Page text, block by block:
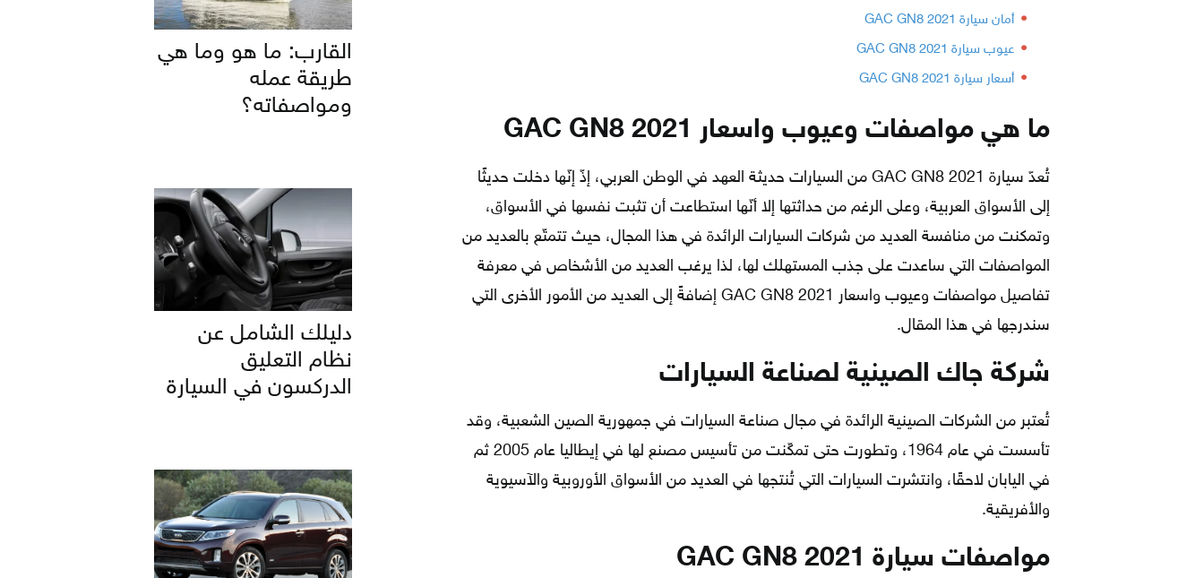
أمان سيارة GAC GN8 2021
عيوب سيارة GAC GN8 2021
أسعار سيارة GAC GN8 2021
ما هي مواصفات وعيوب واسعار GAC GN8 2021
تُعدّ سيارة GAC GN8 2021 من السيارات حديثة العهد في الوطن العربي، إذّ إنّها دخلت حديثًا
إلى الأسواق العربية، وعلى الرغم من حداثتها إلا أنّها استطاعت أن تثبت نفسها في الأسواق،
وتمكنت من منافسة العديد من شركات السيارات الرائدة في هذا المجال، حيث تتمتّع بالعديد من
المواصفات التي ساعدت على جذب المستهلك لها، لذا يرغب العديد من الأشخاص في معرفة
تفاصيل مواصفات وعيوب واسعار GAC GN8 2021 إضافةً إلى العديد من الأمور الأخرى التي
سندرجها في هذا المقال.
شركة جاك الصينية لصناعة السيارات
تُعتبر من الشركات الصينية الرائدة في مجال صناعة السيارات في جمهورية الصين الشعبية، وقد
تأسست في عام 1964، وتطورت حتى تمكّنت من تأسيس مصنع لها في إيطاليا عام 2005 ثم
في اليابان لاحقًا، وانتشرت السيارات التي تُنتجها في العديد من الأسواق الأوروبية والآسيوية
والأفريقية.
مواصفات سيارة GAC GN8 2021
القارب: ما هو وما هي
طريقة عمله
ومواصفاته؟
دليلك الشامل عن
نظام التعليق
الدركسون في السيارة